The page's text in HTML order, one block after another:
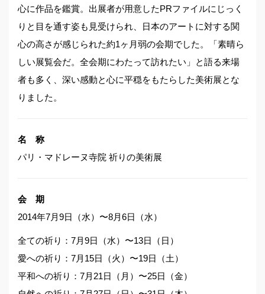
心に作品を鑑賞。出展者が用意したPRファイルにじっく
りと目を通す姿も見受けられ、日本のアートに対する関
心の高さが感じられた約1ヶ月弱の会期でした。「素晴ら
しい展覧会だ。全会期にわたって訪れたい」と語る来場
者も多く、深い感動と心に平穏をもたらした美術展とな
りました。
名 称
パリ・マドレーヌ寺院 祈りの美術展
会 期
2014年7月9日（水）〜8月6日（水）
全ての祈り：7月9日（水）〜13日（日）
愛への祈り：7月15日（火）〜19日（土）
平和への祈り：7月21日（月）〜25日（金）